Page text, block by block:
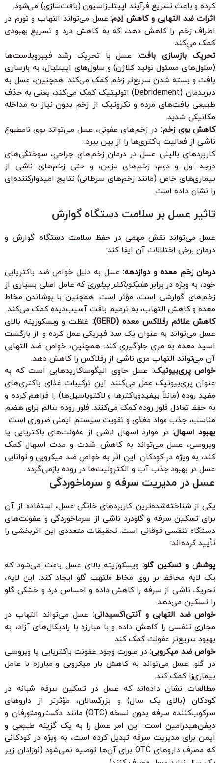
کرده و باعث تسریع فرآیند اپیتلیزاسیون (بافت‌سازی) می‌شود.
اثرات ضد التهابی و کاهش اِدِم:عسل می‌تواند التهاب و تورم در
اطراف زخم را کاهش دهد، که به کاهش درد و تسریع بهبودی
کمک می‌کند.
تحریک بازسازی بافت:عسل با تحریک رشد فیبروبلاست‌ها
(سلول‌های مسئول تولید کلاژن) و سلول‌های اپیتلیال، به بازسازی
بافت و بسته شدن سریع‌تر زخم کمک می‌کند. همچنین، عسل به
دبریدمان (Debridement) اتولیتیک کمک می‌کند، یعنی به حذف
طبیعی بافت‌های مرده و نکروتیک از زخم بدون نیاز به مداخله
مکانیکی شدید.
کاهش بوی زخم: در زخم‌های عفونی، عسل می‌تواند بوی نامطبوع
ناشی از فعالیت باکتری‌ها را از بین ببرد.
کاربردهای بالینی عسل در درمان زخم‌های جراحی، سوختگی‌های
درجه اول و دوم، زخم‌های مزمن، و حتی زخم‌های ناشی از
بیماری‌های خاص (مانند زخم‌های سرطانی) نتایج امیدوارکننده‌ای
را نشان داده است.
تاثیر عسل بر سلامت دستگاه گوارش
عسل می‌تواند نقش مهمی در حفظ سلامت دستگاه گوارش و
درمان برخی اختلالات آن ایفا کند:
درمان زخم معده و دوازدهه: عسل به دلیل خواص ضد باکتریایی
خود، به ویژه در برابر هلیکوباکتر پیلوری که عامل اصلی بسیاری از
زخم‌های گوارشی است، مؤثر است. همچنین با پوشاندن مخاط
معده و کاهش التهاب، به ترمیم بافت آسیب‌دیده کمک می‌کند.
کاهش علائم رفلاکس معده (GERD):
غلظت و ویسکوزیته بالای
عسل می‌تواند به عنوان یک سد فیزیکی عمل کرده و از بازگشت
اسید معده به مری جلوگیری کند. همچنین، خواص ضد التهابی
آن می‌تواند التهاب مری ناشی از رفلاکس را کاهش دهد.
خواص پری‌بیوتیک: عسل حاوی الیگوساکاریدهایی است که به
عنوان پری‌بیوتیک عمل می‌کنند. این ترکیبات غذای باکتری‌های
مفید روده (مانلاً بیفیدوباکترها و لاکتوباسیل‌ها) را فراهم کرده و
به حفظ تعادل فلور روده کمک می‌کنند. فلور روده سالم برای هضم
مناسب، جذب مواد مغذی و تقویت سیستم ایمنی ضروری است.
بهبود اسهال:در موارد اسهال ناشی از عفونت‌های باکتریایی یا
ویروسی، عسل می‌تواند به کاهش شدت و مدت اسهال کمک
کند، به ویژه در کودکان. این اثر به خواص ضد میکروبی و توانایی
عسل در بهبود جذب آب و الکترولیت‌ها در روده بازمی‌گردد.
عسل در مدیریت سرفه و سرماخوردگی
یکی از شناخته‌شده‌ترین کاربردهای خانگی عسل، استفاده از آن
برای تسکین سرفه و گلودرد ناشی از سرماخوردگی و عفونت‌های
دستگاه تنفسی فوقانی است. تحقیقات متعددی این اثربخشی را
تأیید کرده‌اند:
پوشش و تسکین گلو: ویسکوزیته بالای عسل باعث می‌شود که
یک لایه محافظ بر روی مخاط ملتهب گلو ایجاد کند. این لایه،
تحریک ناشی از سرفه را کاهش داده و احساس درد و خشکی گلو
را تسکین می‌دهد.
خواص ضد التهابی و آنتی‌اکسیدانی: عسل می‌تواند التهاب در
مجاری تنفسی را کاهش داده و با مبارزه با رادیکال‌های آزاد، به
بهبود سریع‌تر عفونت کمک کند.
خواص ضد میکروبی:در صورت وجود عفونت باکتریایی یا ویروسی
در گلو، عسل می‌تواند به کاهش بار میکروبی و مبارزه با عامل
بیماری‌زا کمک کند.
مطالعات نشان داده‌اند که عسل در تسکین سرفه شبانه در
کودکان (بالای یک سال) و بزرگسالان، مؤثرتر از داروهای
سرکوب‌کننده سرفه بدون نسخه (OTC) مانند دکسترومتورفان و
دیفن‌هیدرامین است. این امر عسل را به یک گزینه طبیعی و
ایمن برای مدیریت سرفه تبدیل کرده است، به ویژه در کودکانی
که مصرف داروهای OTC برای آن‌ها توصیه نمی‌شود (نوزادان زیر